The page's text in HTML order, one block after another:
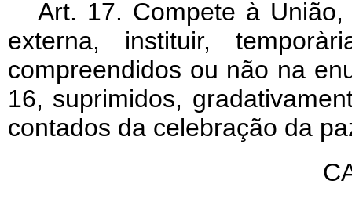
Art. 17. Compete à
externa, instituir,
compreendidos ou não na
16, suprimidos,
contados da celebração da